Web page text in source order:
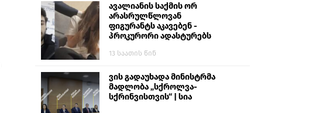
ავალიანის საქმის ორ
არასრულწლოვან
ფიგურანტს აკავებენ -
პროკურორი ადასტურებს
13 საათის წინ
ვის გადაუხადა მინისტრმა
მადლობა „სქროლვა-
სქრინვისთვის“ | სია